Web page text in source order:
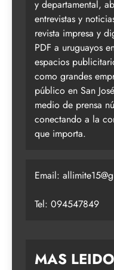
y departamental,
entrevistas y
revista impresa y
PDF a uruguayos
espacios
como grandes
público en San
medio de prensa
conectando a la
que importa.
Email:
Tel: 094547849
MAS LEIDO